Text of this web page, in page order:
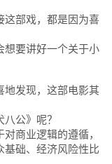
这部戏，都是因为喜
想要讲好一个关于小
地发现，这部电影其
公》呢？
商业逻辑的遵循，
基础、经济风险性比